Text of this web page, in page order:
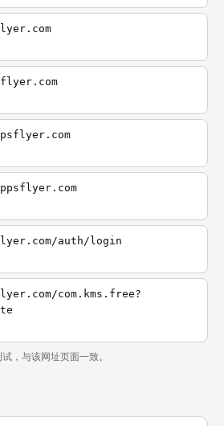
auth/login
com.kms.free?
，与该网址页面一致。